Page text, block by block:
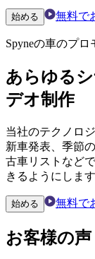
ージメントを最
配布ツール
複数のオンライ
オを即座に共有
増加させます。
始める 仕組み
2025 年に完